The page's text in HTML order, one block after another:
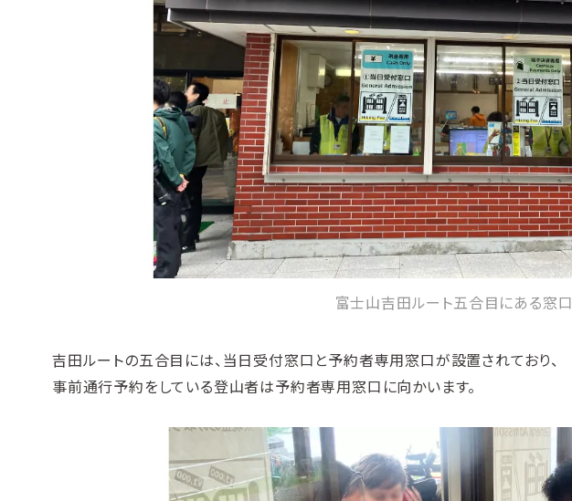
富士山吉田ルート五合目にある窓口
吉田ルートの五合目には、当日受付窓口と予約者専用窓口が設置されており、
事前通行予約をしている登山者は予約者専用窓口に向かいます。